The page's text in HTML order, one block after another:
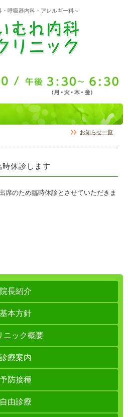
・呼吸器内科・アレルギー科～
お知らせ一覧
休診します
席のため臨時休診とさせていただきま
院長紹介
基本方針
ニック概要
診療案内
予防接種
自由診療